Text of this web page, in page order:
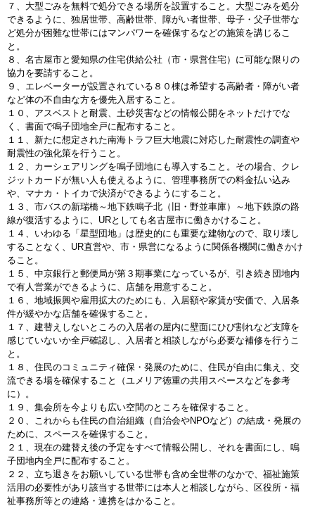
７、大型ごみを無料で処分できる場所を設置すること。大型ごみを処分
できるように、独居世帯、高齢世帯、障がい者世帯、母子・父子世帯な
ど処分が困難な世帯にはマンパワーを確保するなどの施策を講じるこ
と。
８、名古屋市と愛知県の住宅供給公社（市・県営住宅）に可能な限りの
協力を要請すること。
９、エレベーターが設置されている８０棟は希望する高齢者・障がい者
など体の不自由な方を優先入居すること。
１０、アスベストと耐震、土砂災害などの情報公開をネットだけでな
く、書面で鳴子団地全戸に配布すること。
１１、新たに想定された南海トラフ巨大地震に対応した耐震性の調査や
耐震性の強化策を行うこと。
１２、カーシェアリングを鳴子団地にも導入すること。その場合、クレ
ジットカードが無い人も使えるように、管理事務所での料金払い込み
や、マナカ・トイカで決済ができるようにすること。
１３、市バスの新瑞橋～地下鉄鳴子北（旧・野並車庫）～地下鉄原の路
線が復活するように、URとしても名古屋市に働きかけること。
１４、いわゆる「星型団地」は歴史的にも重要な建物なので、取り壊し
することなく、UR直営や、市・県営になるように関係各機関に働きかけ
ること。
１５、中京銀行と郵便局が第３期事業になっているが、引き続き団地内
で有人営業ができるように、店舗を用意すること。
１６、地域振興や雇用拡大のためにも、入居額や家賃が安価で、入居条
件が緩やかな店舗を確保すること。
１７、建替えしないところの入居者の屋内に壁面にひび割れなど支障を
感じていないか全戸確認し、入居者と相談しながら必要な補修を行うこ
と。
１８、住民のコミュニティ確保・発展のために、住民が自由に集え、交
流できる場を確保すること（ユメリア徳重の共用スペースなどを参考
に）。
１９、集会所を今よりも広い空間のところを確保すること。
２０、これからも住民の自治組織（自治会やNPOなど）の結成・発展の
ために、スペースを確保すること。
２１、現在の建替え後の予定をすべて情報公開し、それを書面にし、鳴
子団地内全戸に配布すること。
２２、立ち退きをお願いしている世帯も含め全世帯のなかで、福祉施策
活用の必要性があり該当する世帯には本人と相談しながら、区役所・福
祉事務所等との連絡・連携をはかること。